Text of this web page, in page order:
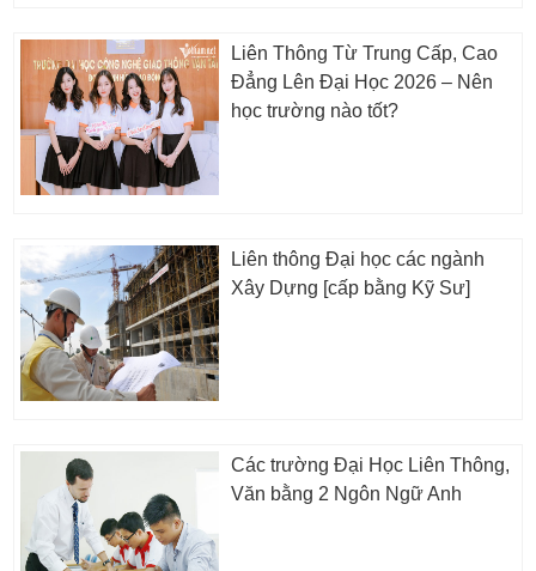
Liên Thông Từ Trung Cấp, Cao
Đẳng Lên Đại Học 2026 – Nên
học trường nào tốt?
Liên thông Đại học các ngành
Xây Dựng [cấp bằng Kỹ Sư]
Các trường Đại Học Liên Thông,
Văn bằng 2 Ngôn Ngữ Anh